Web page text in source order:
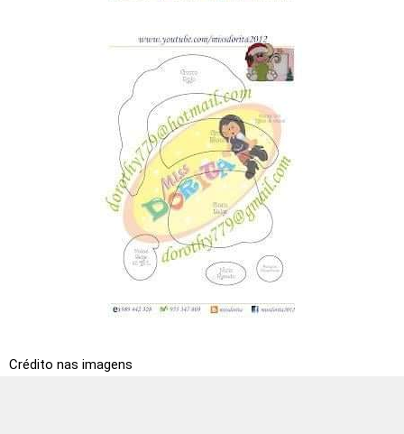
Crédito nas imagens